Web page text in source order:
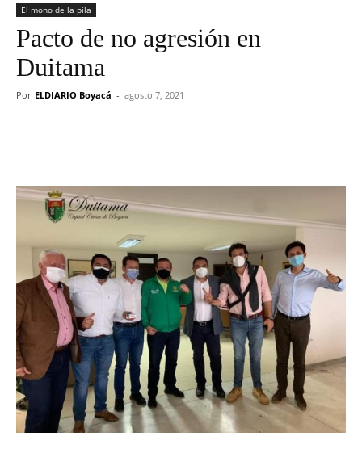
El mono de la pila
Pacto de no agresión en
Duitama
Por ELDIARIO Boyacá - agosto 7, 2021